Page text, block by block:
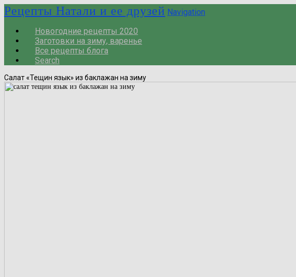
Рецепты Натали и ее друзей Navigation
Новогодние рецепты 2020
Заготовки на зиму, варенье
Все рецепты блога
Search
Салат «Тещин язык» из баклажан на зиму